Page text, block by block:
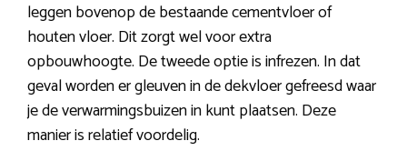
leggen bovenop de bestaande cementvloer of
houten vloer. Dit zorgt wel voor extra
opbouwhoogte. De tweede optie is infrezen. In dat
geval worden er gleuven in de dekvloer gefreesd waar
je de verwarmingsbuizen in kunt plaatsen. Deze
manier is relatief voordelig.